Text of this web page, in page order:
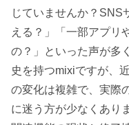
じていませんか？SNS
える？」「一部アプリ
の？」といった声が多
史を持つmixiですが、
の変化は複雑で、実際
に迷う方が少なくあり